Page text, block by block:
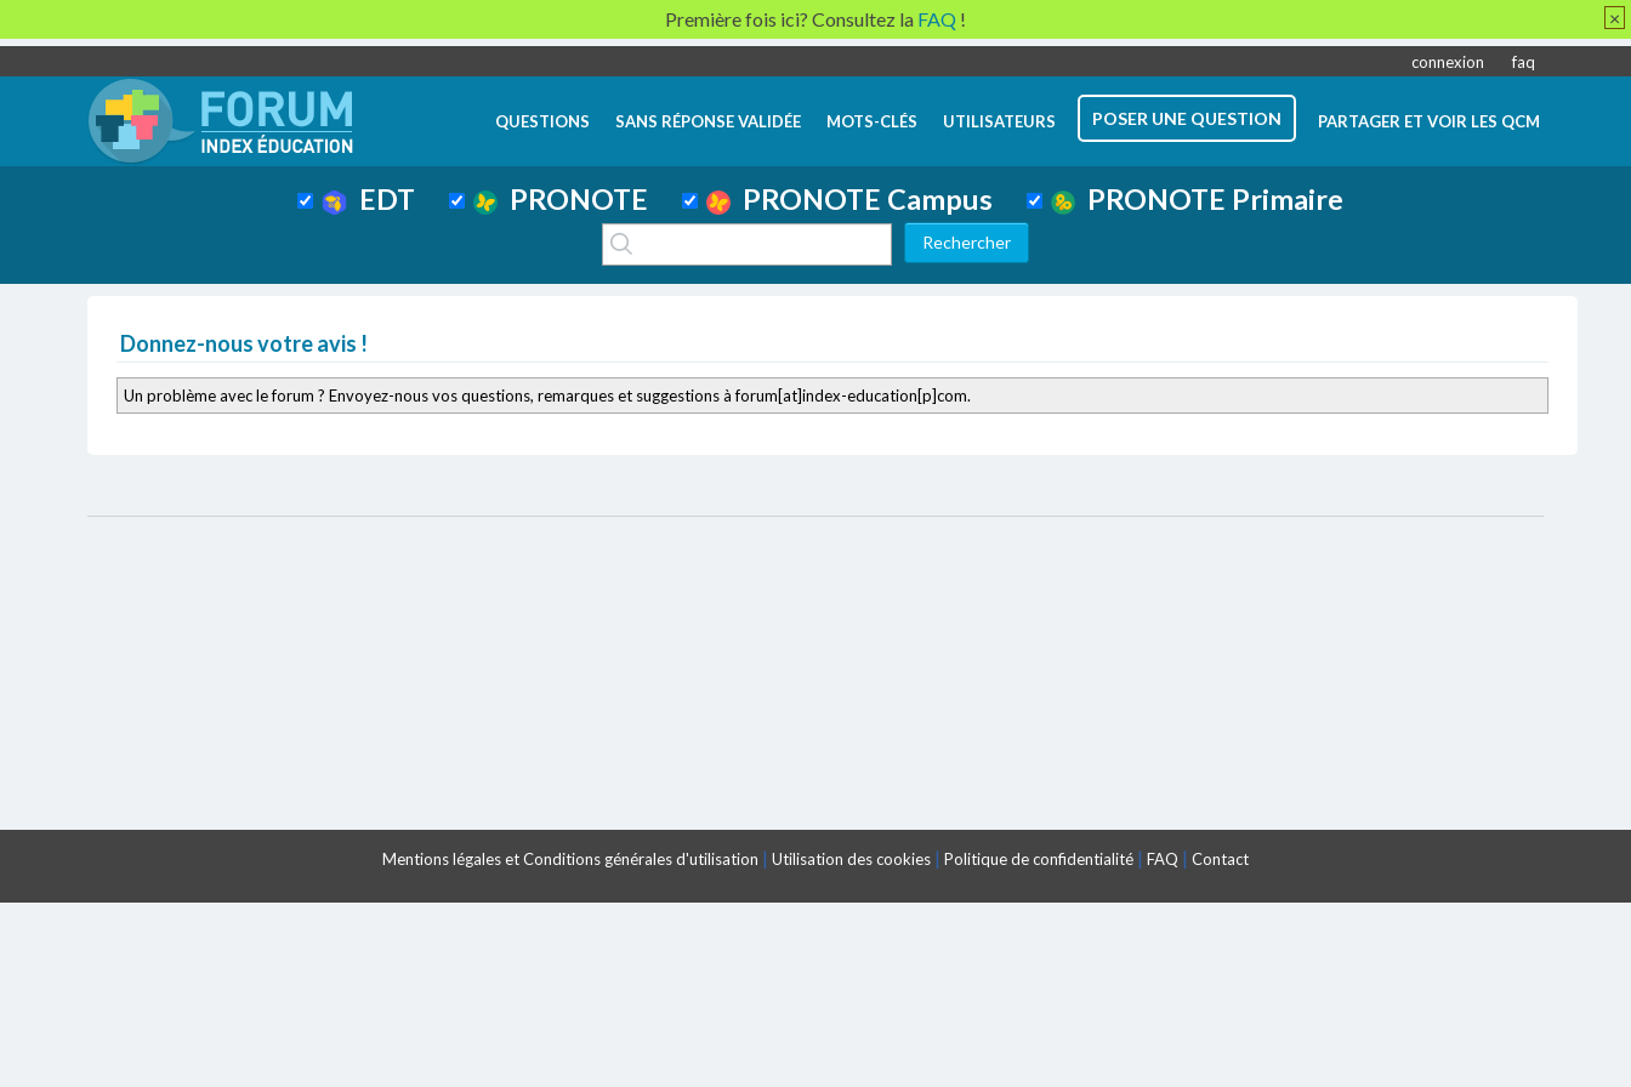
connexion faq
QUESTIONS SANS RÉPONSE VALIDÉE MOTS-CLÉS UTILISATEURS POSER UNE QUESTION PARTAGER ET VOIR LES QCM
EDT PRONOTE PRONOTE Campus PRONOTE Primaire
Donnez-nous votre avis !
Un problème avec le forum ? Envoyez-nous vos questions, remarques et suggestions à forum[at]index-education[p]com.
Mentions légales et Conditions générales d'utilisation | Utilisation des cookies | Politique de confidentialité | FAQ | Contact
Première fois ici? Consultez la FAQ ! ×